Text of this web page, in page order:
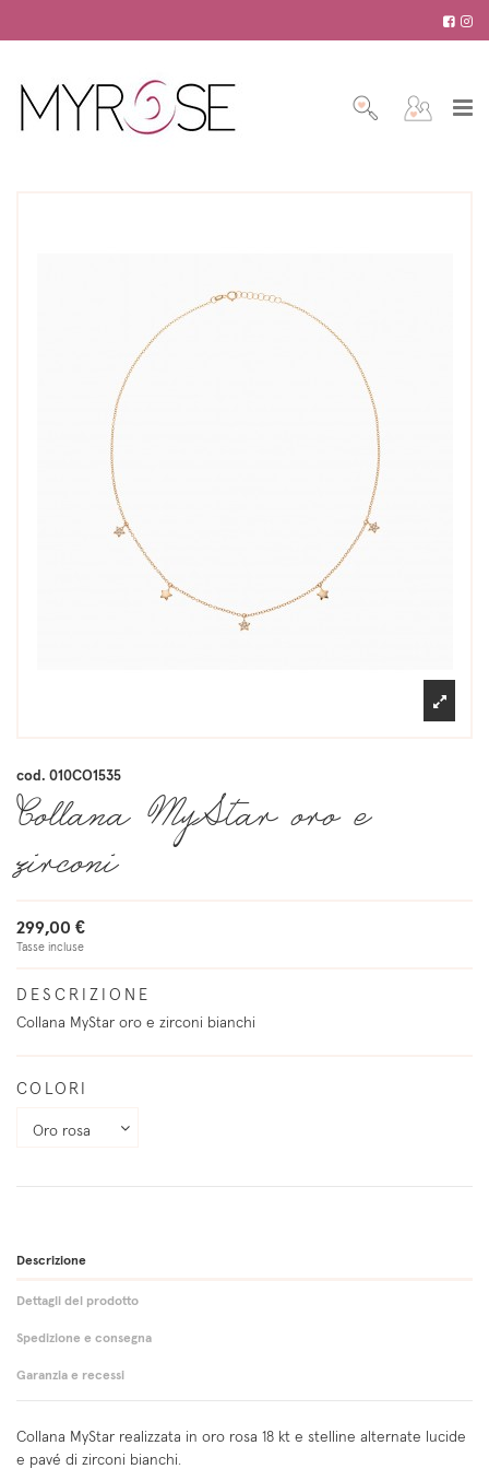
cod. 010CO1535
Collana MyStar oro e
zirconi
299,00 €
Tasse incluse
DESCRIZIONE
Collana MyStar oro e zirconi bianchi
COLORI
Descrizione
Dettagli del prodotto
Spedizione e consegna
Garanzia e recessi
Collana MyStar realizzata in oro rosa 18 kt e stelline alternate lucide
e pavé di zirconi bianchi.